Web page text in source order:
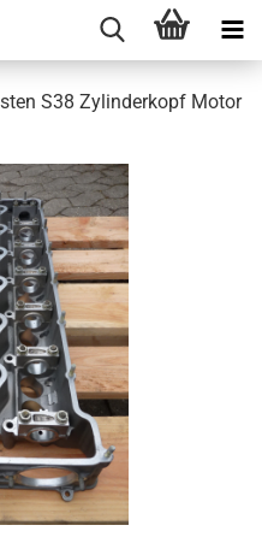
S38 Zylinderkopf Motor